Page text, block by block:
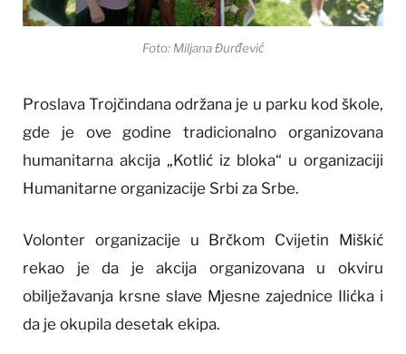
Foto: Miljana Đurđević
Proslava Trojčindana održana je u parku kod škole,
gde je ove godine tradicionalno organizovana
humanitarna akcija „Kotlić iz bloka“ u organizaciji
Humanitarne organizacije Srbi za Srbe.
Volonter organizacije u Brčkom Cvijetin Miškić
rekao je da je akcija organizovana u okviru
obilježavanja krsne slave Mjesne zajednice Ilićka i
da je okupila desetak ekipa.